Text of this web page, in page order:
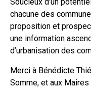
Soucieux d’un
chacune des
proposition et
une information
d’urbanisation des
Merci à Bénédicte
Somme, et aux